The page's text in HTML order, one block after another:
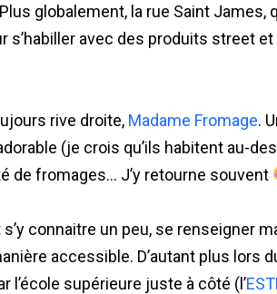
globalement, la rue Saint James,
s’habiller avec des produits street et
rive droite, Madame Fromage.
(je crois qu’ils habitent au-
de fromages… J’y retourne souvent
s’y connaitre un peu, se renseigner
accessible. D’autant plus lors
l’école supérieure juste à côté (l’